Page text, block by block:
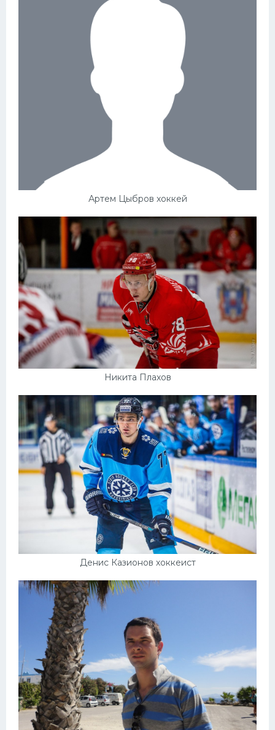
Артем Цыбров хоккей
Никита Плахов
Денис Казионов хоккеист